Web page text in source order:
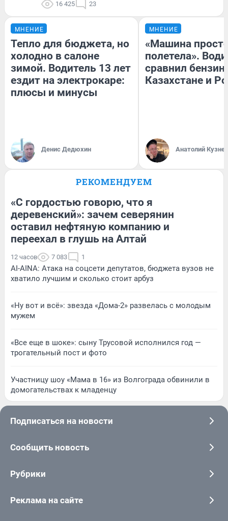
16 425 23
МНЕНИЕ
Тепло для бюджета, но
холодно в салоне
зимой. Водитель 13 лет
ездит на электрокаре:
плюсы и минусы
Денис Дедюхин
МНЕНИЕ
«Машина
полетела».
сравнил бензин
Казахстане и
Анатолий
РЕКОМЕНДУЕМ
«С гордостью говорю, что я
деревенский»: зачем северянин
оставил нефтяную компанию и
переехал в глушь на Алтай
12 часов 7 083 1
AI-AINA: Атака на соцсети депутатов, бюджета вузов не
хватило лучшим и сколько стоит арбуз
«Ну вот и всё»: звезда «Дома-2» развелась с молодым
мужем
«Все еще в шоке»: сыну Трусовой исполнился год —
трогательный пост и фото
Участницу шоу «Мама в 16» из Волгограда обвинили в
домогательствах к младенцу
Подписаться на новости
Сообщить новость
Рубрики
Реклама на сайте